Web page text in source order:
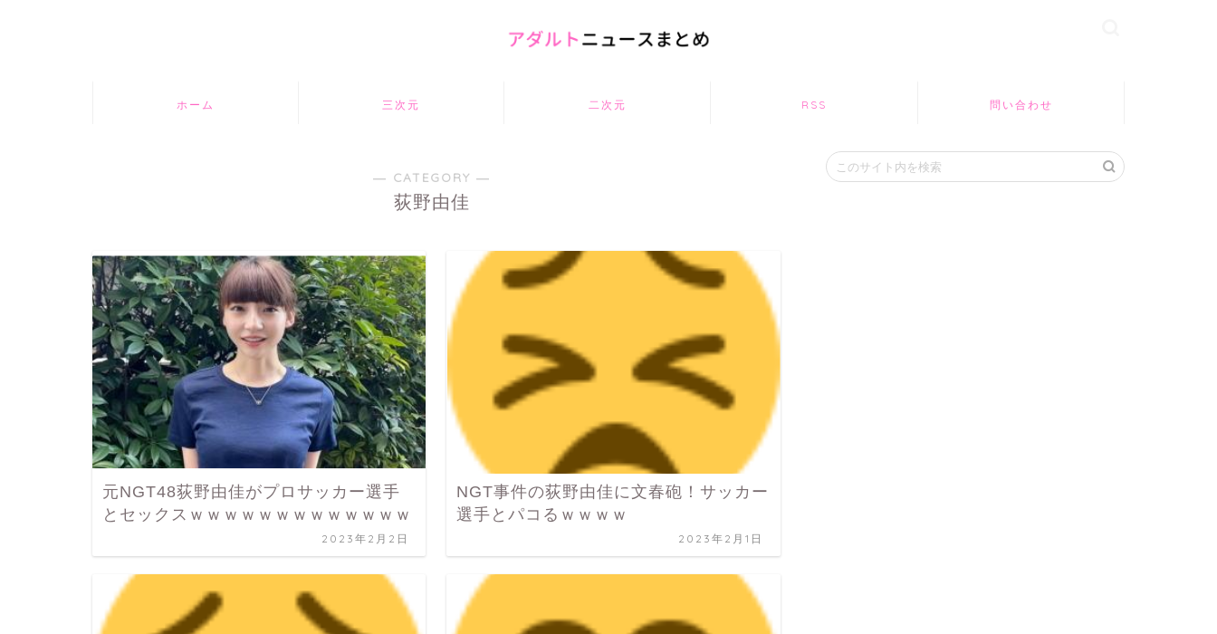
ホーム 三次元 二次元 RSS 問い合わせ
― CATEGORY ―
荻野由佳
元NGT48荻野由佳がプロサッカー選手
とセックスｗｗｗｗｗｗｗｗｗｗｗｗｗ
2023年2月2日
NGT事件の荻野由佳に文春砲！サッカー
選手とパコるｗｗｗｗ
2023年2月1日